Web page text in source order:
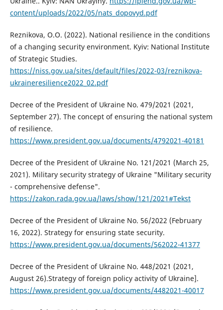
content/uploads/2022/05/nats_dopovyd.pdf
Reznikova, O.O. (2022). National resilience in the conditions
of a changing security environment. Kyiv: National Institute
of Strategic Studies.
https://niss.gov.ua/sites/default/files/2022-03/reznikova-
ukraineresilience2022_02.pdf
Decree of the President of Ukraine No. 479/2021 (2021,
September 27). The concept of ensuring the national system
of resilience.
https://www.president.gov.ua/documents/4792021-40181
Decree of the President of Ukraine No. 121/2021 (March 25,
2021). Military security strategy of Ukraine "Military security
- comprehensive defense".
https://zakon.rada.gov.ua/laws/show/121/2021#Tekst
Decree of the President of Ukraine No. 56/2022 (February
16, 2022). Strategy for ensuring state security.
https://www.president.gov.ua/documents/562022-41377
Decree of the President of Ukraine No. 448/2021 (2021,
August 26).Strategy of foreign policy activity of Ukraine].
https://www.president.gov.ua/documents/4482021-40017